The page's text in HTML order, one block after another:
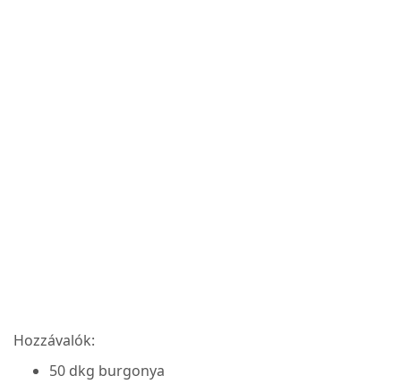
Hozzávalók:
50 dkg burgonya